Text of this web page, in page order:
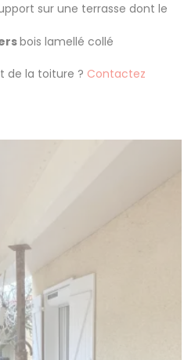
sur une terrasse dont le
bois lamellé collé
de la toiture ? Contactez